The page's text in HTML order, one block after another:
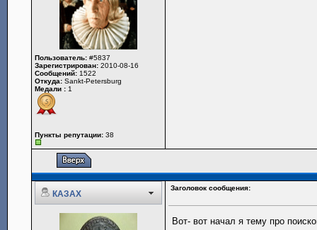
Пользователь: #5837
Зарегистрирован: 2010-08-16
Сообщений: 1522
Откуда: Sankt-Petersburg
Медали : 1
Пункты репутации: 38
КАЗАХ
Заголовок сообщения:
Вот- вот начал я тему про